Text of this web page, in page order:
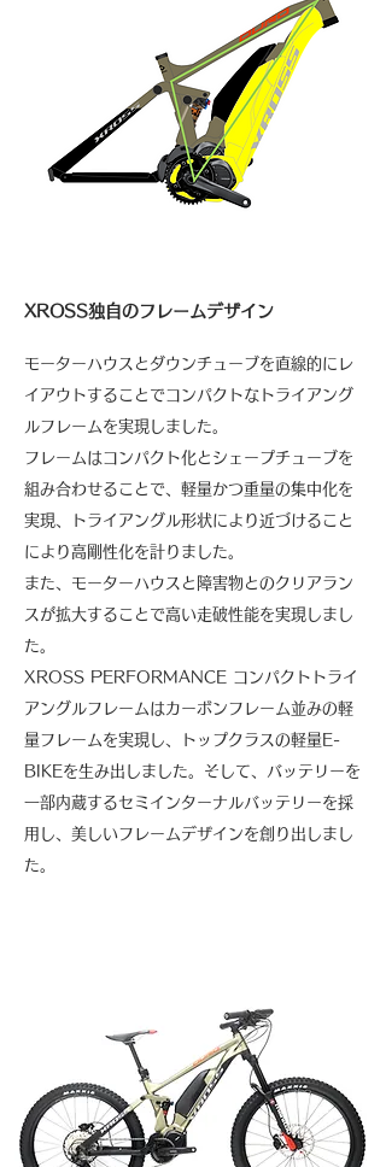
XROSS独自のフレームデザイン
モーターハウスとダウンチューブを直線的にレ
イアウトすることでコンパクトなトライアング
ルフレームを実現しました。
フレームはコンパクト化とシェープチューブを
組み合わせることで、軽量かつ重量の集中化を
実現、トライアングル形状により近づけること
により 高剛性化を計りました。
また、モーターハウスと障害物とのクリアラン
スが拡大することで高い走破性能を実現しまし
た。
XROSS PERFORMANCE コンパクトトライ
アングルフレームはカーボンフレーム並みの軽
量フレームを実現し、トップクラスの軽量E-
BIKEを生み出しました。そして、バッテリーを
一部内蔵するセミインターナルバッテリーを採
用し、美しいフレームデザインを創り出しまし
た。